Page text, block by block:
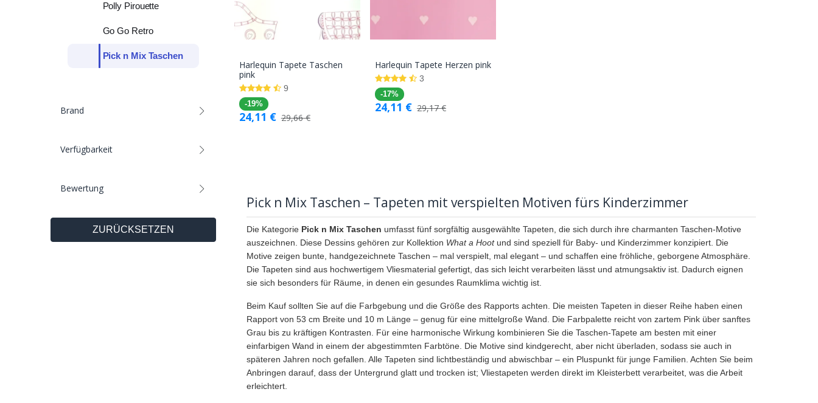
Polly Pirouette
Go Go Retro
Pick n Mix Taschen
Brand
Verfügbarkeit
Bewertung
ZURÜCKSETZEN
In den
Warenkorb
Harlequin Tapete Taschen
pink
9
-19%
24,11 € 29,66€
In den
Harlequin Tapete Herzen pink
3
-17%
24,11 € 29,17€
Pick n Mix Taschen – Tapeten mit verspielten Motiven fürs Kinderzimmer
Die Kategorie Pick n Mix Taschen umfasst fünf sorgfältig ausgewählte Tapeten, die sich durch ihre charmanten Taschen-Motive
auszeichnen. Diese Dessins gehören zur Kollektion What a Hootund sind speziell für Baby- und Kinderzimmer konzipiert. Die
Motive zeigen bunte, handgezeichnete Taschen – mal verspielt, mal elegant – und schaffen eine fröhliche, geborgene Atmosphäre.
Die Tapeten sind aus hochwertigem Vliesmaterial gefertigt, das sich leicht verarbeiten lässt und atmungsaktiv ist. Dadurch eignen
sie sich besonders für Räume, in denen ein gesundes Raumklima wichtig ist.
Beim Kauf sollten Sie auf die Farbgebung und die Größe des Rapports achten. Die meisten Tapeten in dieser Reihe haben einen
Rapport von 53 cm Breite und 10 m Länge – genug für eine mittelgroße Wand. Die Farbpalette reicht von zartem Pink über sanftes
Grau bis zu kräftigen Kontrasten. Für eine harmonische Wirkung kombinieren Sie die Taschen-Tapete am besten mit einer
einfarbigen Wand in einem der abgestimmten Farbtöne. Die Motive sind kindgerecht, aber nicht überladen, sodass sie auch in
späteren Jahren noch gefallen. Alle Tapeten sind lichtbeständig und abwischbar – ein Pluspunkt für junge Familien. Achten Sie beim
Anbringen darauf, dass der Untergrund glatt und trocken ist; Vliestapeten werden direkt im Kleisterbett verarbeitet, was die Arbeit
erleichtert.